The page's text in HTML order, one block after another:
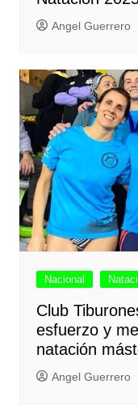
Angel Guerrero
Nacional
Club
esfuerzo y
natación
Angel Guerrero